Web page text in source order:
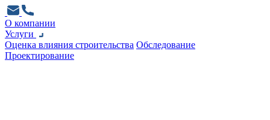
О компании
Услуги
Оценка влияния строительства Обследование
Проектирование